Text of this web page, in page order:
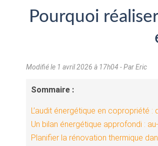
Pourquoi
Modifié le 1 avril 2026 à 17h04 - Par Eric
Sommaire :
L’audit énergétique en copropriété
Un bilan énergétique approfondi :
Planifier la rénovation thermique